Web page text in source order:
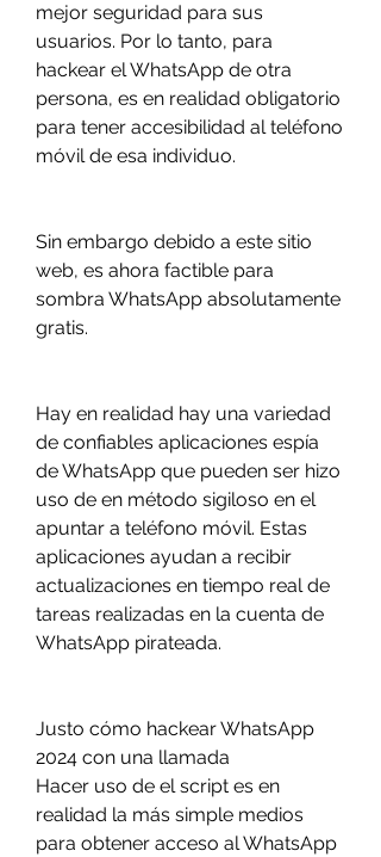
mejor seguridad para sus
usuarios. Por lo tanto, para
hackear el WhatsApp de otra
persona, es en realidad obligatorio
para tener accesibilidad al teléfono
móvil de esa individuo.
Sin embargo debido a este sitio
web, es ahora factible para
sombra WhatsApp absolutamente
gratis.
Hay en realidad hay una variedad
de confiables aplicaciones espía
de WhatsApp que pueden ser hizo
uso de en método sigiloso en el
apuntar a teléfono móvil. Estas
aplicaciones ayudan a recibir
actualizaciones en tiempo real de
tareas realizadas en la cuenta de
WhatsApp pirateada.
Justo cómo hackear WhatsApp
2024 con una llamada
Hacer uso de el script es en
realidad la más simple medios
para obtener acceso al WhatsApp